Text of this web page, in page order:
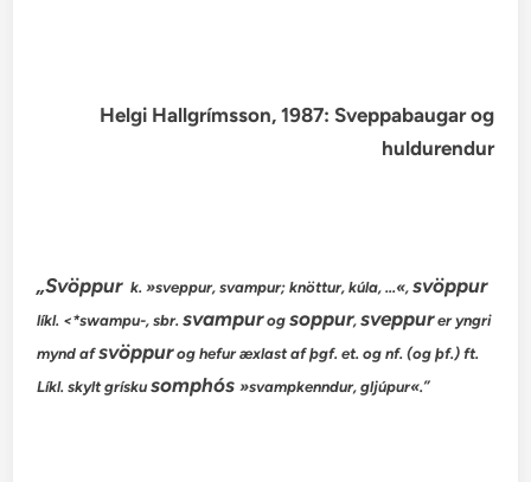
Helgi Hallgrímsson, 1987: Sveppabaugar og
huldurendur
„Svöppur k. »sveppur, svampur; knöttur, kúla, …«,svöppur
líkl. <*swampu-, sbr.svampurogsoppur,sveppurer yngri
mynd afsvöppurog hefur æxlast af þgf. et. og nf. (og þf.) ft.
Líkl. skylt grískusomphós»svampkenndur, gljúpur«.”